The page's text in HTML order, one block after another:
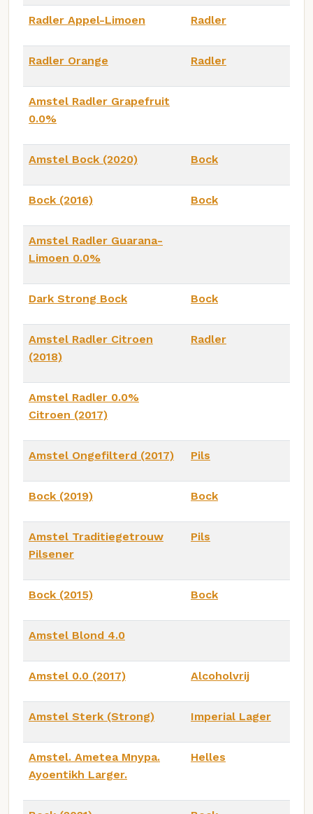
Radler Appel-Limoen Radler
Radler Orange Radler
Amstel Radler Grapefruit
0.0%
Amstel Bock (2020) Bock
Bock (2016) Bock
Amstel Radler Guarana-
Limoen 0.0%
Dark Strong Bock Bock
Amstel Radler Citroen
(2018)
Radler
Amstel Radler 0.0%
Citroen (2017)
Amstel Ongefilterd (2017) Pils
Bock (2019) Bock
Amstel Traditiegetrouw
Pilsener
Pils
Bock (2015) Bock
Amstel Blond 4.0
Amstel 0.0 (2017) Alcoholvrij
Amstel Sterk (Strong) Imperial Lager
Amstel. Ametea Mnypa.
Ayoentikh Larger.
Helles